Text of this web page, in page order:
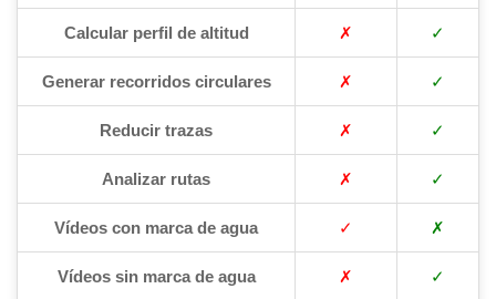
Calcular perfil de altitud ✗ ✓
Generar recorridos circulares ✗ ✓
Reducir trazas ✗ ✓
Analizar rutas ✗ ✓
Vídeos con marca de agua ✓ ✗
Vídeos sin marca de agua ✗ ✓